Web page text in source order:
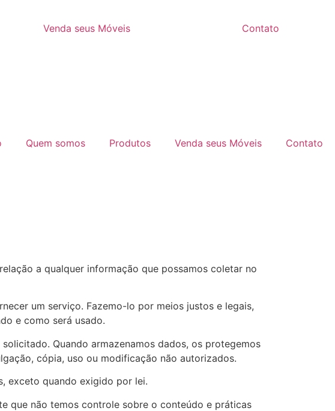
Venda seus Móveis Contato
Quem somos Produtos Venda seus Móveis Contato
a qualquer informação que possamos coletar no
um serviço. Fazemo-lo por meios justos e legais,
e como será usado.
Quando armazenamos dados, os protegemos
cópia, uso ou modificação não autorizados.
exceto quando exigido por lei.
que não temos controle sobre o conteúdo e práticas